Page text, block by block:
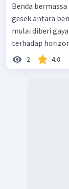
Benda
gesek antara
mulai diberi
terhadap
2 4.0